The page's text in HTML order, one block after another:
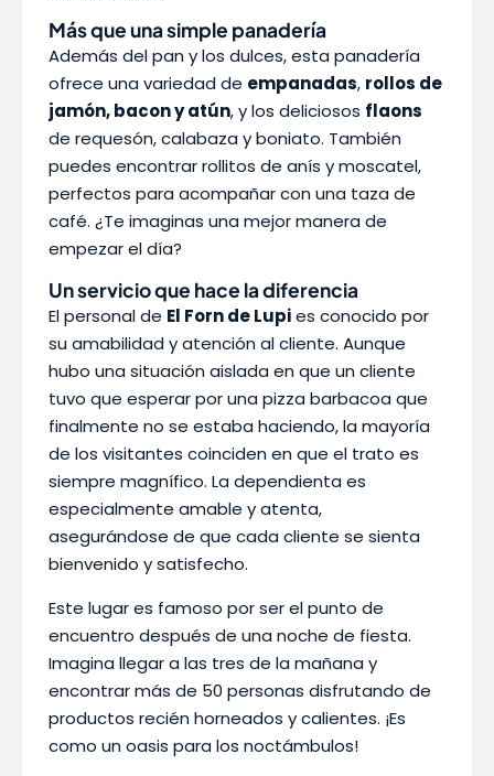
Más que una simple panadería
Además del pan y los dulces, esta panadería
ofrece una variedad de empanadas, rollos de
jamón, bacon y atún, y los deliciosos flaons
de requesón, calabaza y boniato. También
puedes encontrar rollitos de anís y moscatel,
perfectos para acompañar con una taza de
café. ¿Te imaginas una mejor manera de
empezar el día?
Un servicio que hace la diferencia
El personal de El Forn de Lupies conocido por
su amabilidad y atención al cliente. Aunque
hubo una situación aislada en que un cliente
tuvo que esperar por una pizza barbacoa que
finalmente no se estaba haciendo, la mayoría
de los visitantes coinciden en que el trato es
siempre magnífico. La dependienta es
especialmente amable y atenta,
asegurándose de que cada cliente se sienta
bienvenido y satisfecho.
Este lugar es famoso por ser el punto de
encuentro después de una noche de fiesta.
Imagina llegar a las tres de la mañana y
encontrar más de 50 personas disfrutando de
productos recién horneados y calientes. ¡Es
como un oasis para los noctámbulos!